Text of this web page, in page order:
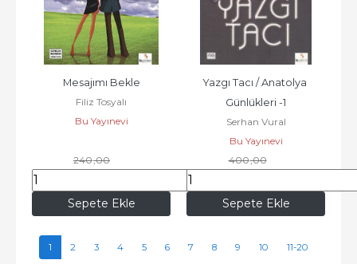
Sepete Ekle
Mesajımı Bekle
Filiz Tosyalı
Bu Yayınevi
240,00
204,00
Sepete Ekle
Yazgı Tacı / Anatolya
Günlükleri -1
Serhan Vural
Bu Yayınevi
400,00
340,00
1 2 3 4 5 6 7 8 9 10 11-20